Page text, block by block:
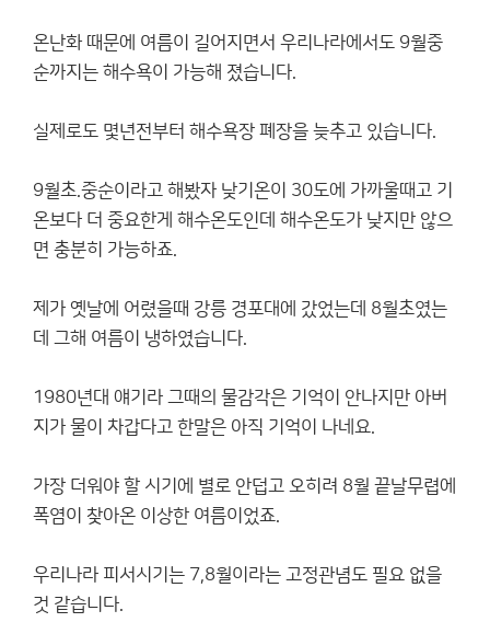
온난화 때문에 여름이 길어지면서 우리나라에서도 9월중
순까지는 해수욕이 가능해 졌습니다.
실제로도 몇년전부터 해수욕장 폐장을 늦추고 있습니다.
9월초.중순이라고 해봤자 낮기온이 30도에 가까울때고 기
온보다 더 중요한게 해수온도인데 해수온도가 낮지만 않으
면 충분히 가능하죠.
제가 옛날에 어렸을때 강릉 경포대에 갔었는데 8월초였는
데 그해 여름이 냉하였습니다.
1980년대 얘기라 그때의 물감각은 기억이 안나지만 아버
지가 물이 차갑다고 한말은 아직 기억이 나네요.
가장 더워야 할 시기에 별로 안덥고 오히려 8월 끝날무렵에
폭염이 찾아온 이상한 여름이었죠.
우리나라 피서시기는 7,8월이라는 고정관념도 필요 없을
것 같습니다.